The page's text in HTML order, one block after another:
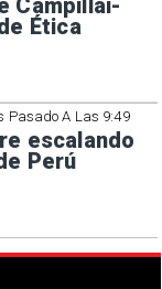
Campillai-
Ética
Pasado A Las 9:49
escalando
Perú